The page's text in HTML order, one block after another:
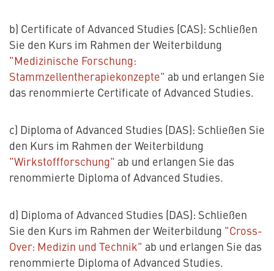
b) Certificate of Advanced Studies (CAS): Schließen
Sie den Kurs im Rahmen der Weiterbildung
"Medizinische Forschung:
Stammzellentherapiekonzepte" ab und erlangen Sie
das renommierte Certificate of Advanced Studies.
c) Diploma of Advanced Studies (DAS): Schließen Sie
den Kurs im Rahmen der Weiterbildung
"Wirkstoffforschung" ab und erlangen Sie das
renommierte Diploma of Advanced Studies.
d) Diploma of Advanced Studies (DAS): Schließen
Sie den Kurs im Rahmen der Weiterbildung "Cross-
Over: Medizin und Technik" ab und erlangen Sie das
renommierte Diploma of Advanced Studies.